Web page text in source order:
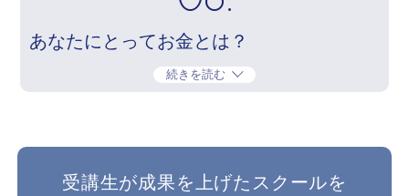
あなたにとってお金とは？
続きを読む
受講生が成果を上げたスクールを